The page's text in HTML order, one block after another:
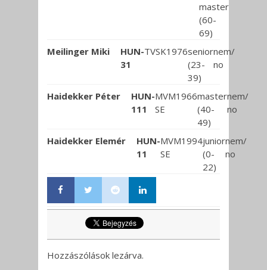
master
(60-
69)
Meilinger Miki
HUN-
31
TVSK1976senior
(23-
39)
nem/
no
Haidekker Péter
HUN-
111
MVM
SE
1966master
(40-
49)
nem/
no
Haidekker Elemér
HUN-
11
MVM
SE
1994junior
(0-
22)
nem/
no
Hozzászólások lezárva.